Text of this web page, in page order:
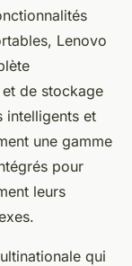
Lenovo
de stockage
intelligents et
une gamme
pour
leurs
qui